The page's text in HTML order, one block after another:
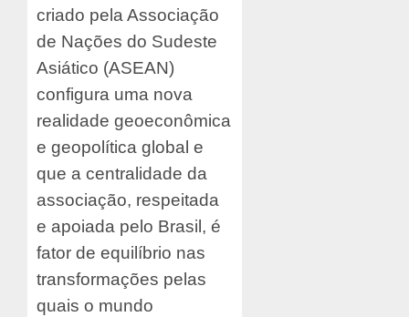
criado pela Associação
de Nações do Sudeste
Asiático (ASEAN)
configura uma nova
realidade geoeconômica
e geopolítica global e
que a centralidade da
associação, respeitada
e apoiada pelo Brasil, é
fator de equilíbrio nas
transformações pelas
quais o mundo